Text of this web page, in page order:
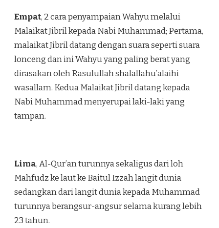
Empat, 2 cara penyampaian Wahyu melalui
Malaikat Jibril kepada Nabi Muhammad; Pertama,
malaikat Jibril datang dengan suara seperti suara
lonceng dan ini Wahyu yang paling berat yang
dirasakan oleh Rasulullah shalallahu’alaihi
wasallam. Kedua Malaikat Jibril datang kepada
Nabi Muhammad menyerupai laki-laki yang
tampan.
Lima, Al-Qur’an turunnya sekaligus dari loh
Mahfudz ke laut ke Baitul Izzah langit dunia
sedangkan dari langit dunia kepada Muhammad
turunnya berangsur-angsur selama kurang lebih
23 tahun.